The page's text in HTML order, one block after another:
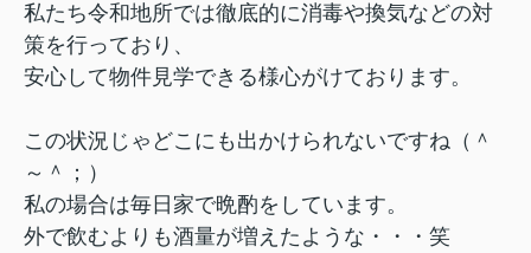
私たち令和地所では徹底的に消毒や換気などの対
策を行っており、
安心して物件見学できる様心がけております。
この状況じゃどこにも出かけられないですね（＾
～＾；）
私の場合は毎日家で晩酌をしています。
外で飲むよりも酒量が増えたような・・・笑